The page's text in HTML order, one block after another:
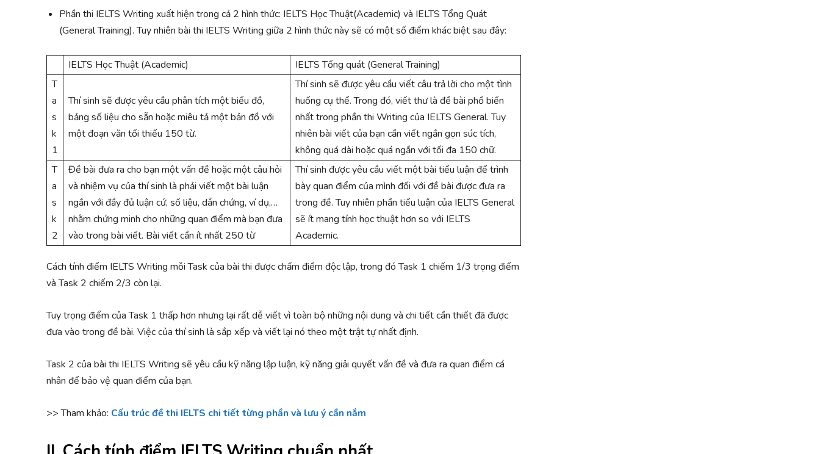
Phần thi IELTS Writing xuất hiện trong cả 2 hình thức: IELTS Học Thuật(Academic) và IELTS Tổng Quát
(General Training). Tuy nhiên bài thi IELTS Writing giữa 2 hình thức này sẽ có một số điểm khác biệt sau đây:
IELTS Học Thuật (Academic)
IELTS Tổng quát (General Training)
T
a
s
k
1
Thí sinh sẽ được yêu cầu phân tích một biểu đồ,
bảng số liệu cho sẵn hoặc miêu tả một bản đồ với
một đoạn văn tối thiểu 150 từ.
Thí sinh sẽ được yêu cầu viết câu trả lời cho một tình
huống cụ thể. Trong đó, viết thư là đề bài phổ biến
nhất trong phần thi Writing của IELTS General. Tuy
nhiên bài viết của bạn cần viết ngắn gọn súc tích,
không quá dài hoặc quá ngắn với tối đa 150 chữ.
T
a
s
k
2
Đề bài đưa ra cho bạn một vấn đề hoặc một câu hỏi
và nhiệm vụ của thí sinh là phải viết một bài luận
ngắn với đầy đủ luận cứ, số liệu, dẫn chứng, ví dụ,…
nhằm chứng minh cho những quan điểm mà bạn đưa
vào trong bài viết. Bài viết cần ít nhất 250 từ
Thí sinh được yêu cầu viết một bài tiểu luận để trình
bày quan điểm của mình đối với đề bài được đưa ra
trong đề. Tuy nhiên phần tiểu luận của IELTS General
sẽ ít mang tính học thuật hơn so với IELTS
Academic.
Cách tính điểm IELTS Writing mỗi Task của bài thi được chấm điểm độc lập, trong đó Task 1 chiếm 1/3 trọng điểm
và Task 2 chiếm 2/3 còn lại.
Tuy trọng điểm của Task 1 thấp hơn nhưng lại rất dễ viết vì toàn bộ những nội dung và chi tiết cần thiết đã được
đưa vào trong đề bài. Việc của thí sinh là sắp xếp và viết lại nó theo một trật tự nhất định.
Task 2 của bài thi IELTS Writing sẽ yêu cầu kỹ năng lập luận, kỹ năng giải quyết vấn đề và đưa ra quan điểm cá
nhân để bảo vệ quan điểm của bạn.
>> Tham khảo: Cấu trúc đề thi IELTS chi tiết từng phần và lưu ý cần nắm